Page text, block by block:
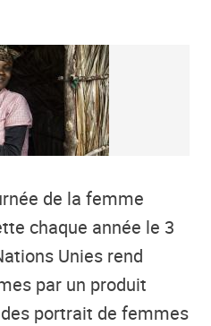
de la femme
chaque année le 3
Unies rend
par un produit
portrait de femmes